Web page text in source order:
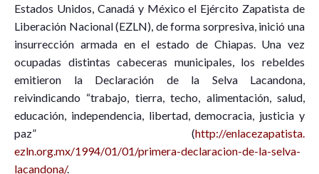
Estados Unidos, Canadá y México el Ejército Zapatista de
Liberación Nacional (EZLN), de forma sorpresiva, inició una
insurrección armada en el estado de Chiapas. Una vez
ocupadas distintas cabeceras municipales, los rebeldes
emitieron la Declaración de la Selva Lacandona,
reivindicando “trabajo, tierra, techo, alimentación, salud,
educación, independencia, libertad, democracia, justicia y
paz” (http://enlacezapatista.
ezln.org.mx/1994/01/01/primera-declaracion-de-la-selva-
lacandona/.